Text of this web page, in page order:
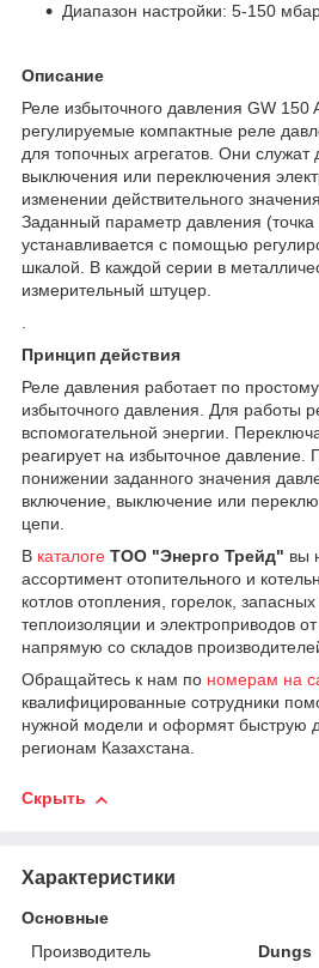
Диапазон настройки: 5-150
Описание
Реле избыточного давления GW 150
регулируемые компактные реле
для топочных агрегатов. Они служат
выключения или переключения
изменении действительного
Заданный параметр давления
устанавливается с помощью
шкалой. В каждой серии в
измерительный штуцер.
.
Принцип действия
Реле давления работает по
избыточного давления. Для работы
вспомогательной энергии.
реагирует на избыточное
понижении заданного значения
включение, выключение или
цепи.
В каталоге ТОО "Энерго Трейд" вы
ассортимент отопительного и
котлов отопления, горелок,
теплоизоляции и электроприводов
напрямую со складов
Обращайтесь к нам по номерам на
квалифицированные сотрудники
нужной модели и оформят быструю
регионам Казахстана.
Скрыть
Характеристики
Основные
Производитель
Dungs